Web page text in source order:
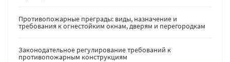
Противопожарные преграды: виды, назначение и
требования к огнестойким окнам, дверям и перегородкам
Законодательное регулирование требований к
противопожарным конструкциям